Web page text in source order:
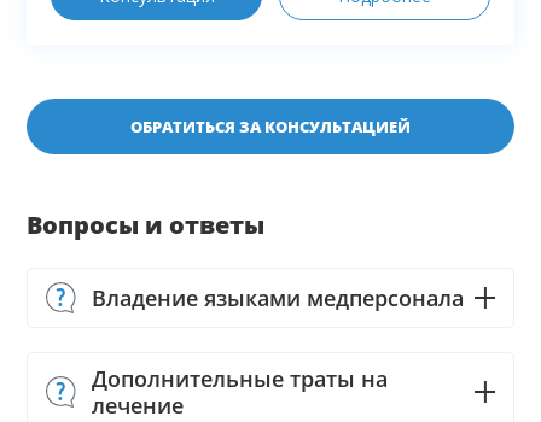
ОБРАТИТЬСЯ ЗА КОНСУЛЬТАЦИЕЙ
Вопросы и ответы
Владение языками медперсонала
Дополнительные траты на
лечение